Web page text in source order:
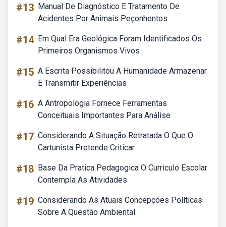
#13 Manual De Diagnóstico E Tratamento De
Acidentes Por Animais Peçonhentos
#14 Em Qual Era Geológica Foram Identificados Os
Primeiros Organismos Vivos
#15 A Escrita Possibilitou A Humanidade Armazenar
E Transmitir Experiências
#16 A Antropologia Fornece Ferramentas
Conceituais Importantes Para Análise
#17 Considerando A Situação Retratada O Que O
Cartunista Pretende Criticar
#18 Base Da Pratica Pedagogica O Curriculo Escolar
Contempla As Atividades
#19 Considerando As Atuais Concepções Políticas
Sobre A Questão Ambiental